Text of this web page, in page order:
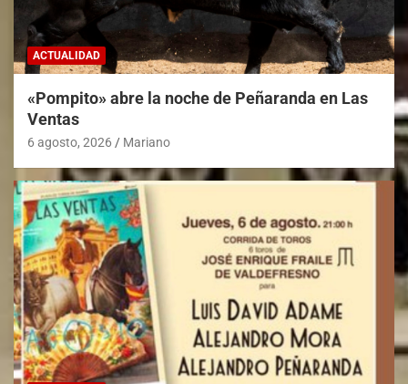
ACTUALIDAD
«Pompito» abre la noche de Peñaranda en Las
Ventas
6 agosto, 2026 Mariano